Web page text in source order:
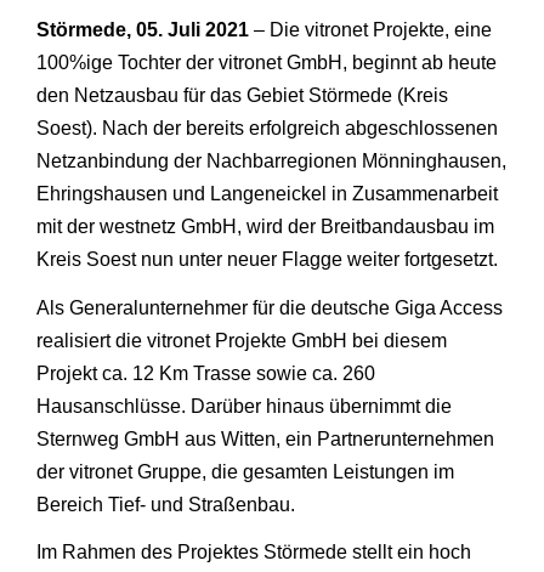
Störmede, 05. Juli 2021 – Die vitronet Projekte, eine
100%ige Tochter der vitronet GmbH, beginnt ab heute
den Netzausbau für das Gebiet Störmede (Kreis
Soest). Nach der bereits erfolgreich abgeschlossenen
Netzanbindung der Nachbarregionen Mönninghausen,
Ehringshausen und Langeneickel in Zusammenarbeit
mit der westnetz GmbH, wird der Breitbandausbau im
Kreis Soest nun unter neuer Flagge weiter fortgesetzt.
Als Generalunternehmer für die deutsche Giga Access
realisiert die vitronet Projekte GmbH bei diesem
Projekt ca. 12 Km Trasse sowie ca. 260
Hausanschlüsse. Darüber hinaus übernimmt die
Sternweg GmbH aus Witten, ein Partnerunternehmen
der vitronet Gruppe, die gesamten Leistungen im
Bereich Tief- und Straßenbau.
Im Rahmen des Projektes Störmede stellt ein hoch